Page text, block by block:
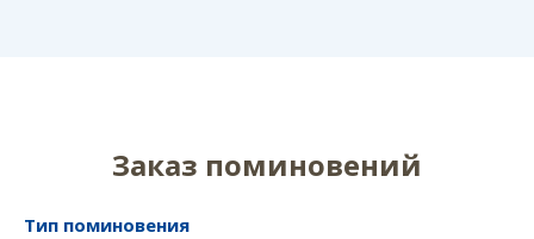
Заказ поминовений
Тип поминовения